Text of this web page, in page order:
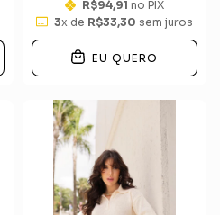
R$94,91 no PIX
3x de R$33,30 sem juros
EU QUERO